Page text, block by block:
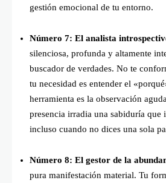
gestión emocional de tu entorno.
Número 7: El analista
silenciosa, profunda y altamente
buscador de verdades. No te
tu necesidad es entender el
herramienta es la observación
presencia irradia una sabiduría
incluso cuando no dices una sola
Número 8: El gestor de la
pura manifestación material. Tu